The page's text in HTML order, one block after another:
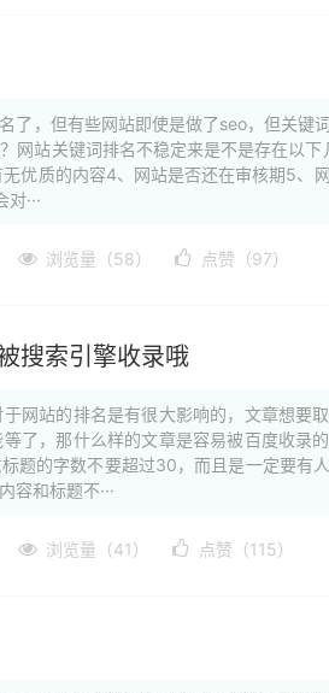
了，但有些网站即使是做了seo，但关键
网站关键词排名不稳定来是不是存在以下
优质的内容4、网站是否还在审核期5、
···
浏览量（58） 点赞（97）
搜索引擎收录哦
网站的排名是有很大影响的，文章想要
了，那什么样的文章是容易被百度收录
题的字数不要超过30，而且是一定要有
和标题不···
浏览量（41） 点赞（115）